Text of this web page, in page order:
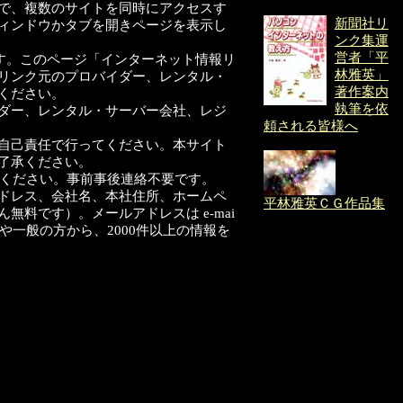
、複数のサイトを同時にアクセスす
ンドウかタブを開きページを表示し
このページ「インターネット情報リ
ンク元のプロバイダー、レンタル・
ださい。
ー、レンタル・サーバー会社、レジ
責任で行ってください。本サイト
承ください。
ださい。事前事後連絡不要です。
レス、会社名、本社住所、ホームペ
無料です）。メールアドレスは e-mai
一般の方から、2000件以上の情報を
新聞社リ
ンク集運
営者「平
林雅英」
著作案内
執筆を依
頼される皆様へ
平林雅英ＣＧ作品集